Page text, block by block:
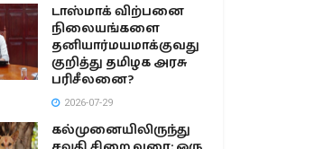
டாஸ்மாக் விற்பனை
நிலையங்களை
தனியார்மயமாக்குவது
குறித்து தமிழக அரசு
பரிசீலனை?
2026-07-29
கல்முனையிலிருந்து